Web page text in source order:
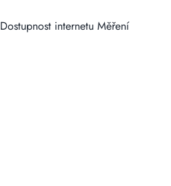
Dostupnost internetu Měření